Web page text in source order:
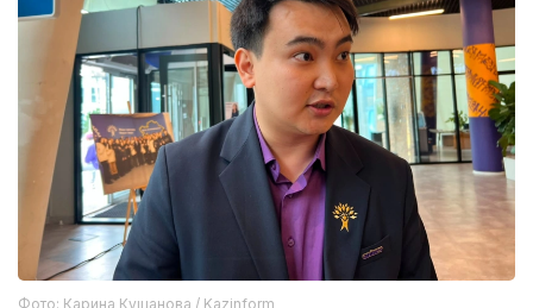
Фото: Карина Кущанова / Kazinform